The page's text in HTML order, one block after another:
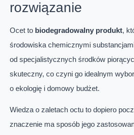
rozwiązanie
Ocet to biodegradowalny produkt,
środowiska chemicznymi
od specjalistycznych środków
skuteczny, co czyni go idealnym
o ekologię i domowy budżet.
Wiedza o zaletach octu to dopiero
znaczenie ma sposób jego